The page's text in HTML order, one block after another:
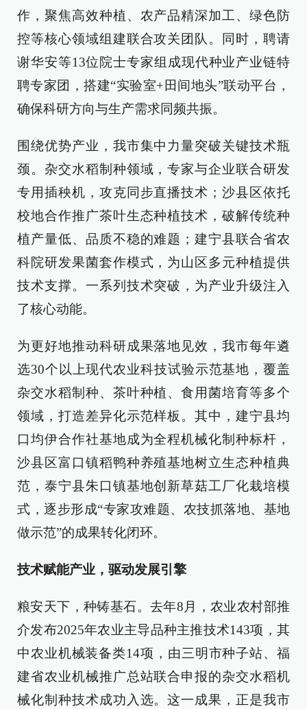
作，聚焦高效种植、农产品精深加工、绿色防
控等核心领域组建联合攻关团队。同时，聘请
谢华安等13位院士专家组成现代种业产业链特
聘专家团，搭建“实验室+田间地头”联动平台，
确保科研方向与生产需求同频共振。
围绕优势产业，我市集中力量突破关键技术瓶
颈。杂交水稻制种领域，专家与企业联合研发
专用插秧机，攻克同步直播技术；沙县区依托
校地合作推广茶叶生态种植技术，破解传统种
植产量低、品质不稳的难题；建宁县联合省农
科院研发果菌套作模式，为山区多元种植提供
技术支撑。一系列技术突破，为产业升级注入
了核心动能。
为更好地推动科研成果落地见效，我市每年遴
选30个以上现代农业科技试验示范基地，覆盖
杂交水稻制种、茶叶种植、食用菌培育等多个
领域，打造差异化示范样板。其中，建宁县均
口均伊合作社基地成为全程机械化制种标杆，
沙县区富口镇稻鸭种养殖基地树立生态种植典
范，泰宁县朱口镇基地创新草菇工厂化栽培模
式，逐步形成“专家攻难题、农技抓落地、基地
做示范”的成果转化闭环。
技术赋能产业，驱动发展引擎
粮安天下，种铸基石。去年8月，农业农村部推
介发布2025年农业主导品种主推技术143项，其
中农业机械装备类14项，由三明市种子站、福
建省农业机械推广总站联合申报的杂交水稻机
械化制种技术成功入选。这一成果，正是我市